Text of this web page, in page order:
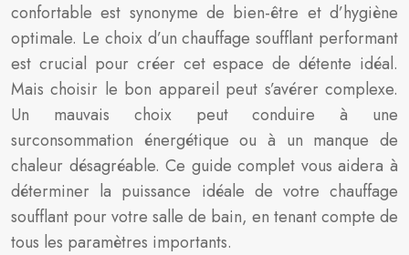
confortable est synonyme de bien-être et d’hygiène
optimale. Le choix d’un chauffage soufflant performant
est crucial pour créer cet espace de détente idéal.
Mais choisir le bon appareil peut s’avérer complexe.
Un mauvais choix peut conduire à une
surconsommation énergétique ou à un manque de
chaleur désagréable. Ce guide complet vous aidera à
déterminer la puissance idéale de votre chauffage
soufflant pour votre salle de bain, en tenant compte de
tous les paramètres importants.